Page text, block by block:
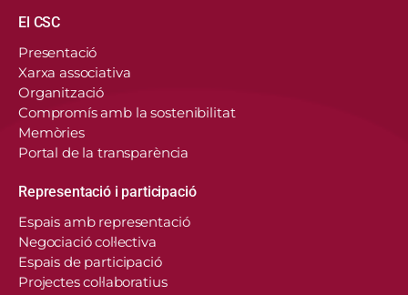
Navegació principal
El CSC
Presentació
Xarxa associativa
Organització
Compromís amb la sostenibilitat
Memòries
Portal de la transparència
Representació i participació
Espais amb representació
Negociació col·lectiva
Espais de participació
Projectes col·laboratius